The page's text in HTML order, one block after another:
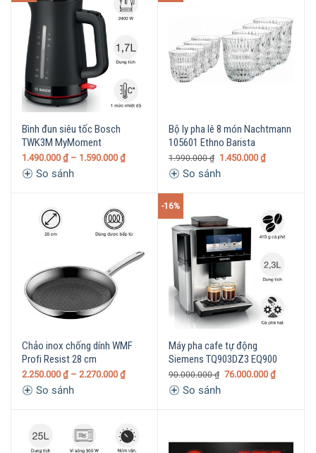
Bình đun siêu tốc Bosch
TWK3M MyMoment
1.490.000 ₫ – 1.590.000 ₫
So sánh
Bộ ly pha lê 8 món Nachtmann
105601 Ethno Barista
1.990.000₫ 1.450.000 ₫
So sánh
Chảo inox chống dính WMF
Profi Resist 28 cm
2.250.000 ₫ – 2.270.000 ₫
So sánh
-16%
Máy pha cafe tự động
Siemens TQ903DZ3 EQ900
90.000.000₫ 76.000.000 ₫
So sánh